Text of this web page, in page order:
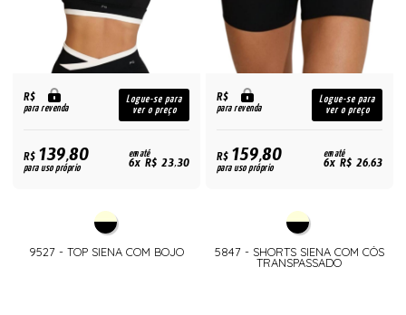
R$
para revenda
Logue-se para
ver o preço
R$139,80
para uso próprio
em até
6x R$ 23,30
9527 - TOP SIENA COM BOJO
R$
para revenda
Logue-se para
ver o preço
R$159,80
para uso próprio
em até
6x R$ 26,63
5847 - SHORTS SIENA COM CÓS
TRANSPASSADO